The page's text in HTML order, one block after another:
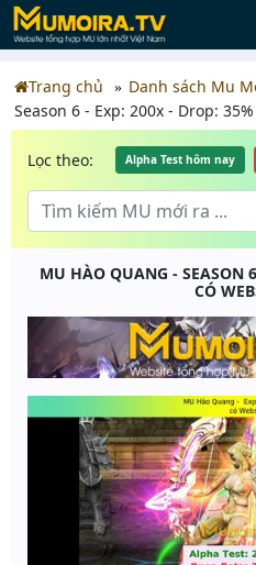
Trang chủ Danh sách Mu
Season 6 - Exp: 200x - Drop:
Lọc theo: Alpha Test hôm nay
MU HÀO QUANG - SEASON
CÓ